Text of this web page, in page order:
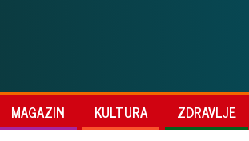
MAGAZIN KULTURA ZDRAVLJE